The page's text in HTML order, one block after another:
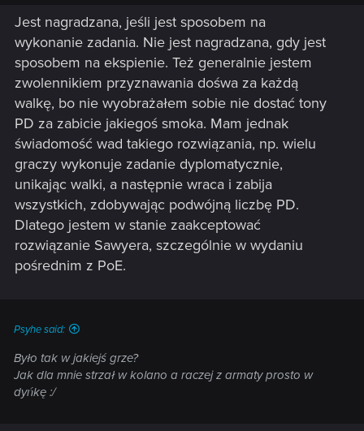
Jest nagradzana, jeśli jest sposobem na
wykonanie zadania. Nie jest nagradzana, gdy jest
sposobem na ekspienie. Też generalnie jestem
zwolennikiem przyznawania dośwa za każdą
walkę, bo nie wyobrażałem sobie nie dostać tony
PD za zabicie jakiegoś smoka. Mam jednak
świadomość wad takiego rozwiązania, np. wielu
graczy wykonuje zadanie dyplomatycznie,
unikając walki, a następnie wraca i zabija
wszystkich, zdobywając podwójną liczbę PD.
Dlatego jestem w stanie zaakceptować
rozwiązanie Sawyera, szczególnie w wydaniu
pośrednim z PoE.
Psyhe said:
Było tak w jakiejś grze?
Jak dla mnie strzał w kolano a raczej z armaty prosto w
dyńkę :/